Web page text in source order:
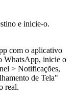
e inicie-o.
com o aplicativo
WhatsApp, inicie o
> Notificações,
de Tela"
real.